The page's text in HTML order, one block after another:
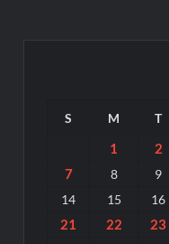
S M T
1 2
7
8 9
14
15 16
21
22 23